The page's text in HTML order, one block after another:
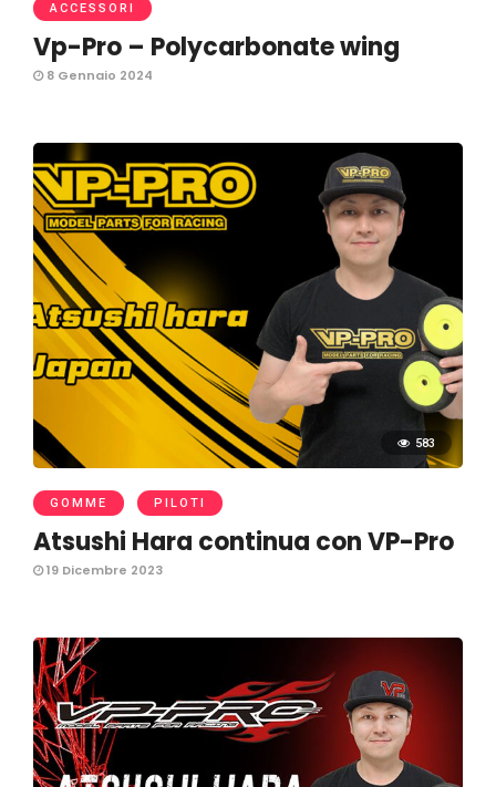
ACCESSORI
Vp-Pro – Polycarbonate wing
8 Gennaio 2024
583
GOMME PILOTI
Atsushi Hara continua con VP-Pro
19 Dicembre 2023